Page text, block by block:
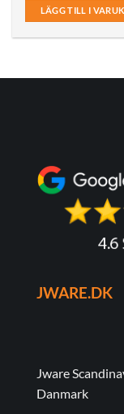
LÄGG TILL I
JWARE.DK
Jware
Danmark